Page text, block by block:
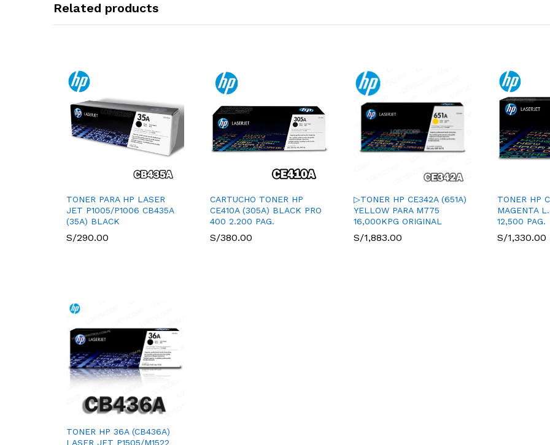
Related products
TONER PARA HP LASER
JET P1005/P1006 CB435A
(35A) BLACK
S/290.00
CARTUCHO TONER HP
CE410A (305A) BLACK PRO
400 2.200 PAG.
S/380.00
▷TONER HP CE342A (651A)
YELLOW PARA M775
16,000KPG ORIGINAL
S/1,883.00
TONER HP
MAGENTA
12,500 PAG.
S/1,330.00
TONER HP 36A (CB436A)
LASER JET P1505/M1522